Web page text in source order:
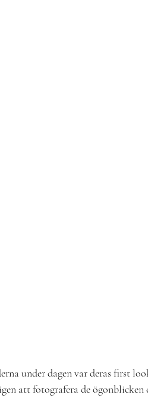
under dagen var deras first
att fotografera de